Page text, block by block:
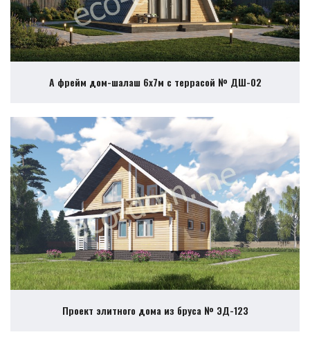
А фрейм дом-шалаш 6х7м с террасой № ДШ-02
Проект элитного дома из бруса № ЭД-123